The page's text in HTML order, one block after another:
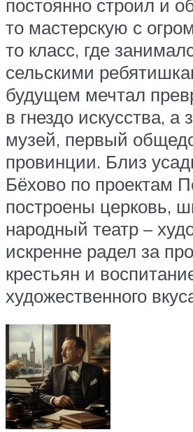
постоянно строил и
то мастерскую с
то класс, где
сельскими
будущем мечтал
в гнездо искусства, а
музей, первый
провинции. Близ
Бёхово по проектам
построены церковь,
народный театр –
искренне радел за
крестьян и
художественного